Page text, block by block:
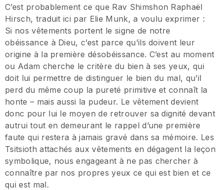
C’est probablement ce que Rav Shimshon Raphaël
Hirsch, traduit ici par Elie Munk, a voulu exprimer :
Si nos vêtements portent le signe de notre
obéissance à Dieu, c’est parce qu’ils doivent leur
origine à la première désobéissance. C’est au moment
ou Adam cherche le critère du bien à ses yeux, qui
doit lui permettre de distinguer le bien du mal, qu’il
perd du même coup la pureté primitive et connaît la
honte – mais aussi la pudeur. Le vêtement devient
donc pour lui le moyen de retrouver sa dignité devant
autrui tout en demeurant le rappel d’une première
faute qui restera à jamais gravé dans sa mémoire. Les
Tsitsioth attachés aux vêtements en dégagent la leçon
symbolique, nous engageant à ne pas chercher à
connaître par nos propres yeux ce qui est bien et ce
qui est mal.